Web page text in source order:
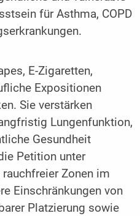
für Asthma, COPD
E-Zigaretten,
Expositionen
Sie verstärken
Lungenfunktion,
Gesundheit
Petition unter
Zonen im
Einschränkungen von
Platzierung sowie